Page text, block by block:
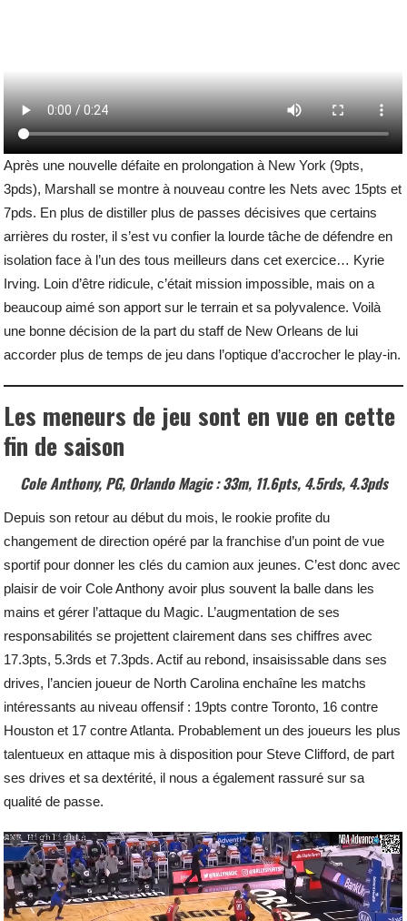
Après une nouvelle défaite en prolongation à New York (9pts,
3pds), Marshall se montre à nouveau contre les Nets avec 15pts et
7pds. En plus de distiller plus de passes décisives que certains
arrières du roster, il s’est vu confier la lourde tâche de défendre en
isolation face à l’un des tous meilleurs dans cet exercice… Kyrie
Irving. Loin d’être ridicule, c’était mission impossible, mais on a
beaucoup aimé son apport sur le terrain et sa polyvalence. Voilà
une bonne décision de la part du staff de New Orleans de lui
accorder plus de temps de jeu dans l’optique d’accrocher le play-in.
Les meneurs de jeu sont en vue en cette
fin de saison
Cole Anthony, PG, Orlando Magic : 33m, 11.6pts, 4.5rds, 4.3pds
Depuis son retour au début du mois, le rookie profite du
changement de direction opéré par la franchise d’un point de vue
sportif pour donner les clés du camion aux jeunes. C’est donc avec
plaisir de voir Cole Anthony avoir plus souvent la balle dans les
mains et gérer l’attaque du Magic. L’augmentation de ses
responsabilités se projettent clairement dans ses chiffres avec
17.3pts, 5.3rds et 7.3pds. Actif au rebond, insaisissable dans ses
drives, l’ancien joueur de North Carolina enchaîne les matchs
intéressants au niveau offensif : 19pts contre Toronto, 16 contre
Houston et 17 contre Atlanta. Probablement un des joueurs les plus
talentueux en attaque mis à disposition pour Steve Clifford, de part
ses drives et sa dextérité, il nous a également rassuré sur sa
qualité de passe.